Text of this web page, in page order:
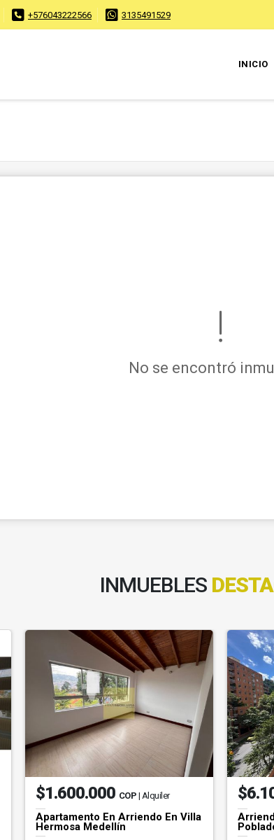
+576043222566 3135491529
INICIO
No se encontró
INMUEBLES
$1.600.000 COP | Alquiler
Apartamento En Arriendo En Villa
Hermosa Medellín